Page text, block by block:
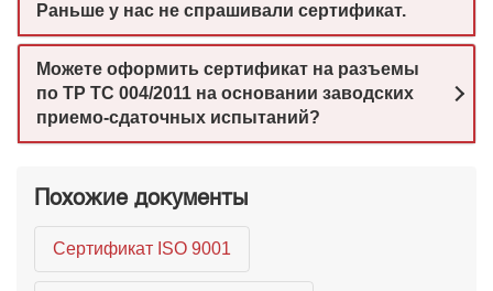
Раньше у нас не спрашивали сертификат.
Можете оформить сертификат на разъемы
по ТР ТС 004/2011 на основании заводских
приемо-сдаточных испытаний?
Похожие документы
Сертификат ISO 9001